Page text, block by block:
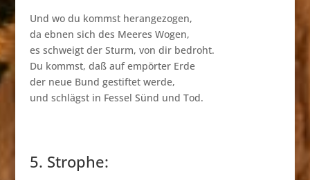
Und wo du kommst herangezogen,
da ebnen sich des Meeres Wogen,
es schweigt der Sturm, von dir bedroht.
Du kommst, daß auf empörter Erde
der neue Bund gestiftet werde,
und schlägst in Fessel Sünd und Tod.
5. Strophe: